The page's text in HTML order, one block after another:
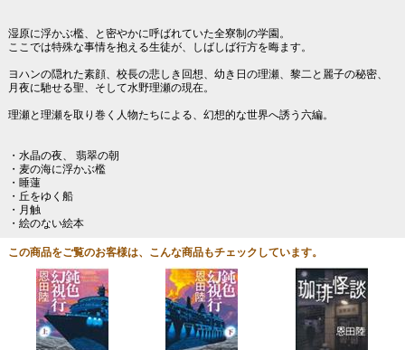
湿原に浮かぶ檻、と密やかに呼ばれていた全寮制の学園。
ここでは特殊な事情を抱える生徒が、しばしば行方を晦ます。
ヨハンの隠れた素顔、校長の悲しき回想、幼き日の理瀬、黎二と麗子の秘密、
月夜に馳せる聖、そして水野理瀬の現在。
理瀬と理瀬を取り巻く人物たちによる、幻想的な世界へ誘う六編。
・水晶の夜、 翡翠の朝
・麦の海に浮かぶ檻
・睡蓮
・丘をゆく船
・月触
・絵のない絵本
この商品をご覧のお客様は、こんな商品もチェックしています。